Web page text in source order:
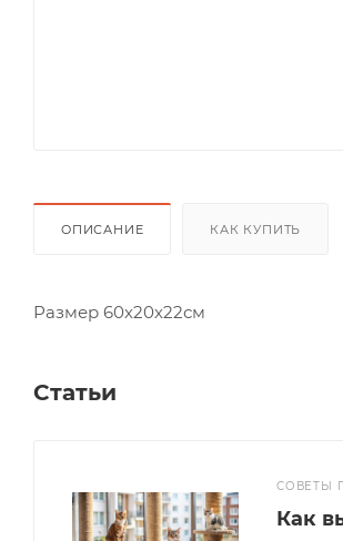
ОПИСАНИЕ КАК КУПИТЬ
Размер 60х20х22см
Статьи
СОВЕТЫ
Как